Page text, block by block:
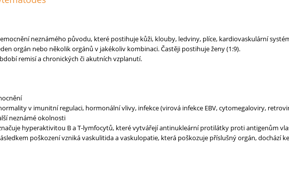
neznámého původu, které postihuje kůži, klouby, ledviny, plíce, kardiovaskulární
orgán nebo několik orgánů v jakékoliv kombinaci. Častěji postihuje ženy (1:9).
remisí a chronických či akutních vzplanutí.
v imunitní regulaci, hormonální vlivy, infekce (virová infekce EBV, cytomegaloviry,
neznámé okolnosti
hyperaktivitou B a T-lymfocytů, které vytvářejí antinukleární protilátky proti antigenům
poškození vzniká vaskulitida a vaskulopatie, která poškozuje příslušný orgán, dochází